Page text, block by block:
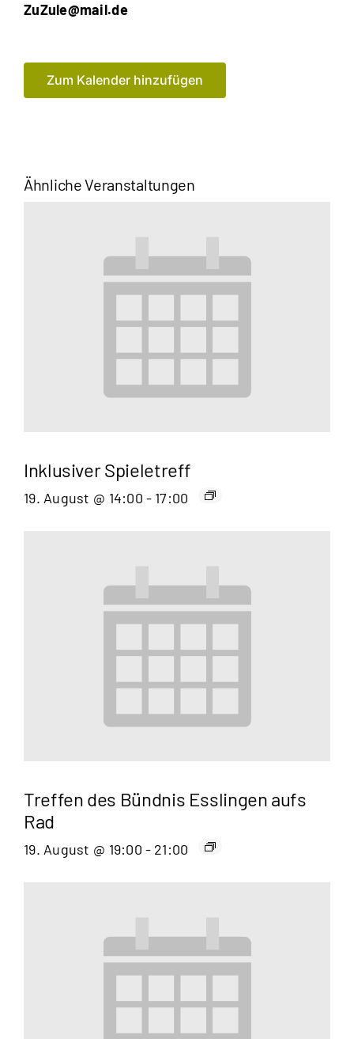
ZuZule@mail.de
Zum Kalender hinzufügen
Ähnliche Veranstaltungen
Inklusiver Spieletreff
19. August @ 14:00 - 17:00
Treffen des Bündnis Esslingen aufs
Rad
19. August @ 19:00 - 21:00